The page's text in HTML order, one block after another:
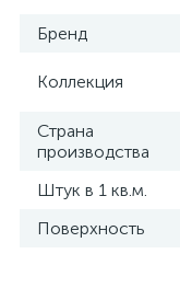
Бренд
Коллекция
Страна
производства
Штук в 1 кв.м.
Поверхность